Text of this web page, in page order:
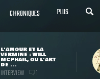
CHRONIQUES PLUS
L'AMOUR ET LA
VERMINE : WILL
MCPHAIL, OU L'ART
DE ...
INTERVIEW 1